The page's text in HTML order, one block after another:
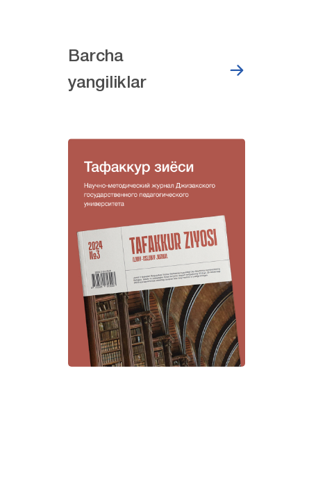
Barcha
yangiliklar